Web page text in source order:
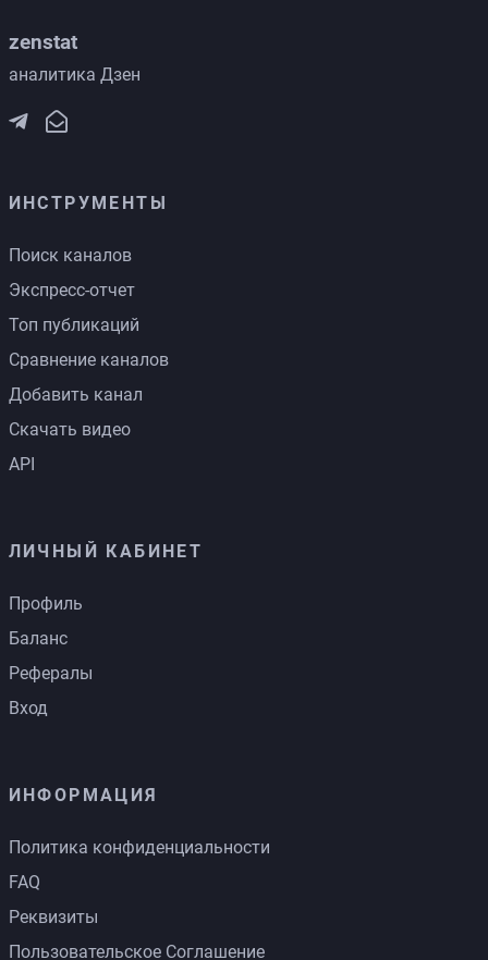
zenstat
аналитика Дзен
ИНСТРУМЕНТЫ
Поиск каналов
Экспресс-отчет
Топ публикаций
Сравнение каналов
Добавить канал
Скачать видео
API
ЛИЧНЫЙ КАБИНЕТ
Профиль
Баланс
Рефералы
Вход
ИНФОРМАЦИЯ
Политика конфиденциальности
FAQ
Реквизиты
Пользовательское Соглашение